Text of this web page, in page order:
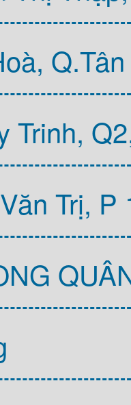
Trinh,
Trị,